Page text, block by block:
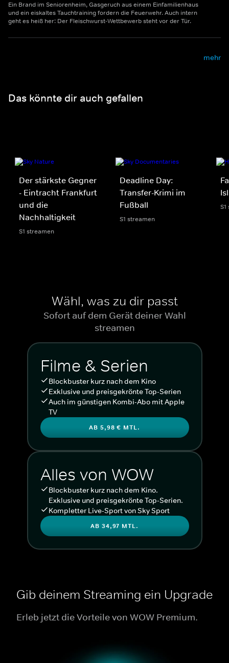
Ein Brand im Seniorenheim, Gasgeruch aus einem Einfamilienhaus
und ein eiskaltes Tauchtraining fordern die Feuerwehr. Auch intern
geht es heiß her: Der Fleischwurst-Wettbewerb steht vor der Tür.
mehr
Das könnte dir auch gefallen
Der stärkste Gegner
- Eintracht Frankfurt
und die
Nachhaltigkeit
S1 streamen
Deadline Day:
Transfer-Krimi im
Fußball
S1 streamen
Wähl, was zu dir passt
Sofort auf dem Gerät deiner Wahl
streamen
Filme & Serien
Blockbuster kurz nach dem Kino
Exklusive und preisgekrönte Top-Serien
Auch im günstigen Kombi-Abo mit Apple
TV
AB 5,98 € MTL.
Alles von WOW
Blockbuster kurz nach dem Kino.
Exklusive und preisgekrönte Top-Serien.
Kompletter Live-Sport von Sky Sport
AB 34,97 MTL.
Gib deinem Streaming ein Upgrade
Erleb jetzt die Vorteile von WOW Premium.